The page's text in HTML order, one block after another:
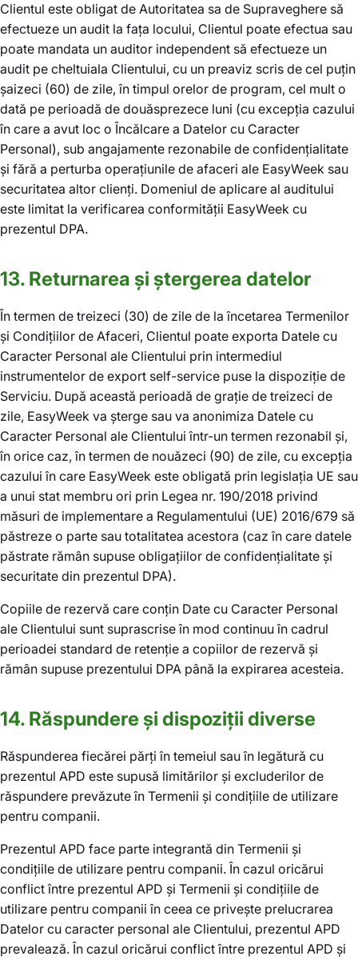
Clientul este obligat de Autoritatea sa de Supraveghere să
efectueze un audit la fața locului, Clientul poate efectua sau
poate mandata un auditor independent să efectueze un
audit pe cheltuiala Clientului, cu un preaviz scris de cel puțin
șaizeci (60) de zile, în timpul orelor de program, cel mult o
dată pe perioadă de douăsprezece luni (cu excepția cazului
în care a avut loc o Încălcare a Datelor cu Caracter
Personal), sub angajamente rezonabile de confidențialitate
și fără a perturba operațiunile de afaceri ale EasyWeek sau
securitatea altor clienți. Domeniul de aplicare al auditului
este limitat la verificarea conformității EasyWeek cu
prezentul DPA.
13. Returnarea și ștergerea datelor
În termen de treizeci (30) de zile de la încetarea Termenilor
și Condițiilor de Afaceri, Clientul poate exporta Datele cu
Caracter Personal ale Clientului prin intermediul
instrumentelor de export self-service puse la dispoziție de
Serviciu. După această perioadă de grație de treizeci de
zile, EasyWeek va șterge sau va anonimiza Datele cu
Caracter Personal ale Clientului într-un termen rezonabil și,
în orice caz, în termen de nouăzeci (90) de zile, cu excepția
cazului în care EasyWeek este obligată prin legislația UE sau
a unui stat membru ori prin Legea nr. 190/2018 privind
măsuri de implementare a Regulamentului (UE) 2016/679 să
păstreze o parte sau totalitatea acestora (caz în care datele
păstrate rămân supuse obligațiilor de confidențialitate și
securitate din prezentul DPA).
Copiile de rezervă care conțin Date cu Caracter Personal
ale Clientului sunt suprascrise în mod continuu în cadrul
perioadei standard de retenție a copiilor de rezervă și
rămân supuse prezentului DPA până la expirarea acesteia.
14. Răspundere și dispoziții diverse
Răspunderea fiecărei părți în temeiul sau în legătură cu
prezentul APD este supusă limitărilor și excluderilor de
răspundere prevăzute în Termenii și condițiile de utilizare
pentru companii.
Prezentul APD face parte integrantă din Termenii și
condițiile de utilizare pentru companii. În cazul oricărui
conflict între prezentul APD și Termenii și condițiile de
utilizare pentru companii în ceea ce privește prelucrarea
Datelor cu caracter personal ale Clientului, prezentul APD
prevalează. În cazul oricărui conflict între prezentul APD și